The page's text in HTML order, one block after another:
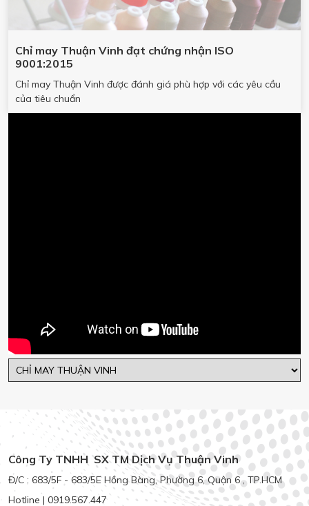
Chỉ may Thuận Vinh đạt chứng nhận ISO
9001:2015
Chỉ may Thuận Vinh được đánh giá phù hợp với các yêu cầu
của tiêu chuẩn
Công Ty TNHH SX TM Dịch Vụ Thuận Vinh
Đ/C : 683/5F - 683/5E Hồng Bàng, Phường 6, Quận 6 , TP.HCM
Hotline | 0919.567.447